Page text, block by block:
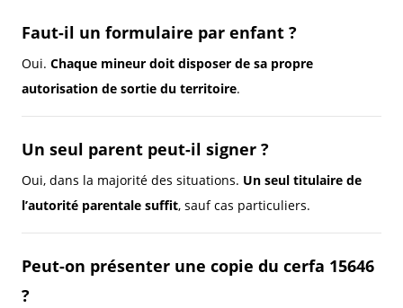
Faut-il un formulaire par enfant ?
Oui. Chaque mineur doit disposer de sa propre
autorisation de sortie du territoire.
Un seul parent peut-il signer ?
Oui, dans la majorité des situations. Un seul titulaire de
l’autorité parentale suffit, sauf cas particuliers.
Peut-on présenter une copie du cerfa 15646
?